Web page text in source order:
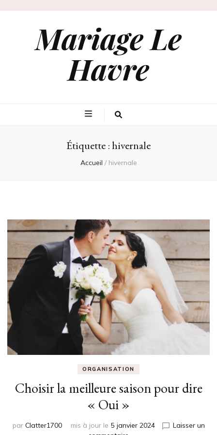
Mariage Le
Havre
Étiquette :hivernale
Accueil / hivernale
ORGANISATION
Choisir la meilleure saison pour dire
« Oui »
par Clatter1700 mis à jour le 5 janvier 2024
Laisser un